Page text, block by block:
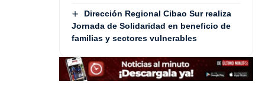
Dirección Regional Cibao Sur realiza
Jornada de Solidaridad en beneficio de
familias y sectores vulnerables